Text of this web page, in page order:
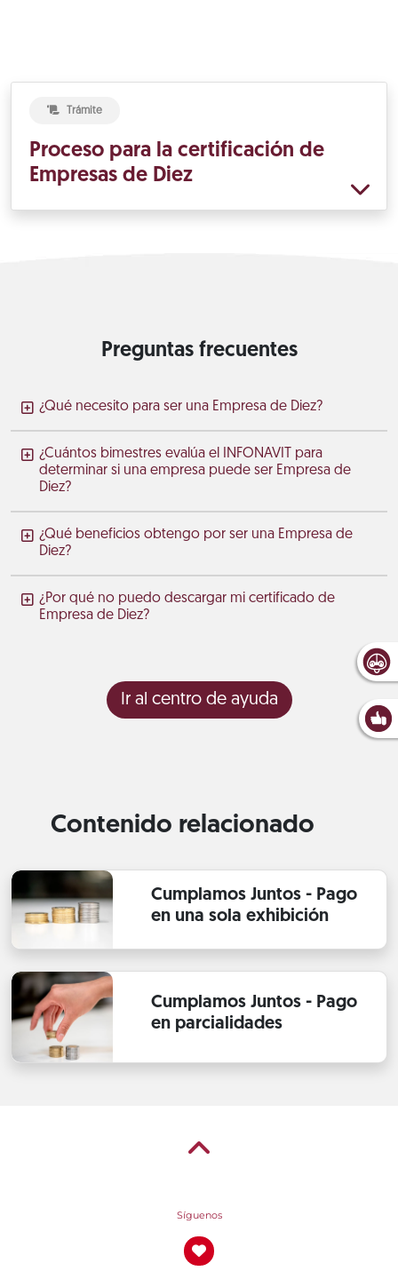
Trámite
Proceso para la certificación de
Empresas de Diez
Preguntas frecuentes
¿Qué necesito para ser una Empresa de Diez?
¿Cuántos bimestres evalúa el INFONAVIT para
determinar si una empresa puede ser Empresa de
Diez?
¿Qué beneficios obtengo por ser una Empresa de
Diez?
¿Por qué no puedo descargar mi certificado de
Empresa de Diez?
Ir al centro de ayuda
Contenido relacionado
Cumplamos Juntos - Pago
en una sola exhibición
Cumplamos Juntos - Pago
en parcialidades
Síguenos